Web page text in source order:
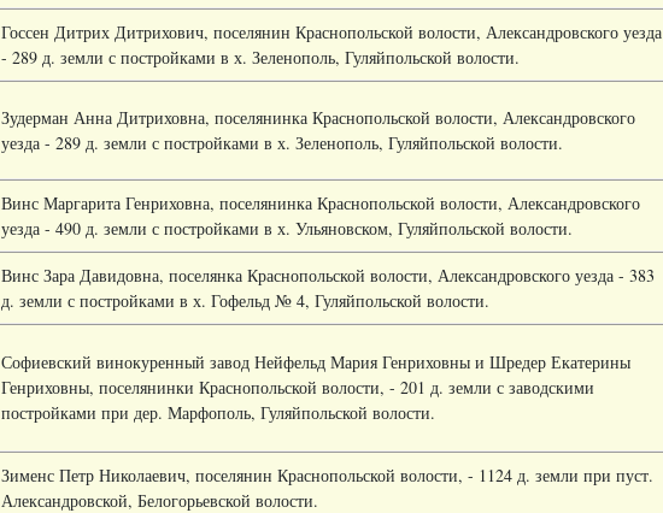
Госсен Дитрих Дитрихович, поселянин Краснопольской волости, Александровского уезда
- 289 д. земли с постройками в х. Зеленополь, Гуляйпольской волости.
Зудерман Анна Дитриховна, поселянинка Краснопольской волости, Александровского
уезда - 289 д. земли с постройками в х. Зеленополь, Гуляйпольской волости.
Винс Маргарита Генриховна, поселянинка Краснопольской волости, Александровского
уезда - 490 д. земли с постройками в х. Ульяновском, Гуляйпольской волости.
Винс Зара Давидовна, поселянка Краснопольской волости, Александровского уезда - 383
д. земли с постройками в х. Гофельд № 4, Гуляйпольской волости.
Софиевский винокуренный завод Нейфельд Мария Генриховны и Шредер Екатерины
Генриховны, поселянинки Краснопольской волости, - 201 д. земли с заводскими
постройками при дер. Марфополь, Гуляйпольской волости.
Зименс Петр Николаевич, поселянин Краснопольской волости, - 1124 д. земли при пуст.
Александровской, Белогорьевской волости.